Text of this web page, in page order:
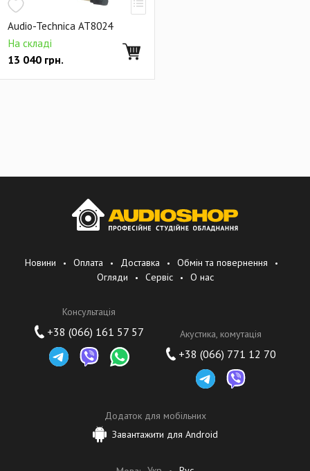
Audio-Technica AT8024
На складі
13 040 грн.
Новини Оплата Доставка
Обмін та повернення
Огляди
Сервіс О нас
Консультація
+38 (066) 161 57 57 Акустика, комутація
+38 (066) 771 12 70
Додаток для мобільних
Завантажити для Android